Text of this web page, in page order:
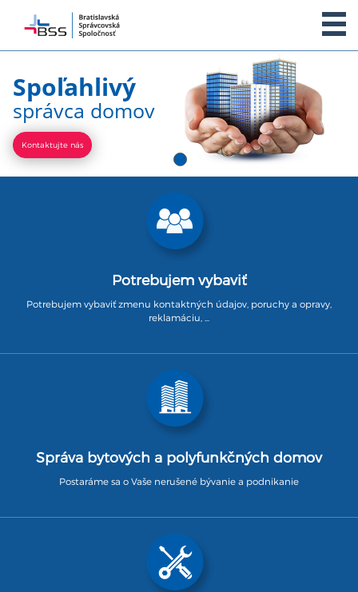
SLUŽBY
ŽIADOSTI
KLIENTSKÁ ZÓNA
Spoľahlivý
správca domov
Kontaktujte nás
Potrebujem vybaviť
Potrebujem vybaviť zmenu kontaktných údajov, poruchy a opravy,
reklamáciu, ...
Správa bytových a polyfunkčných domov
Postaráme sa o Vaše nerušené bývanie a podnikanie